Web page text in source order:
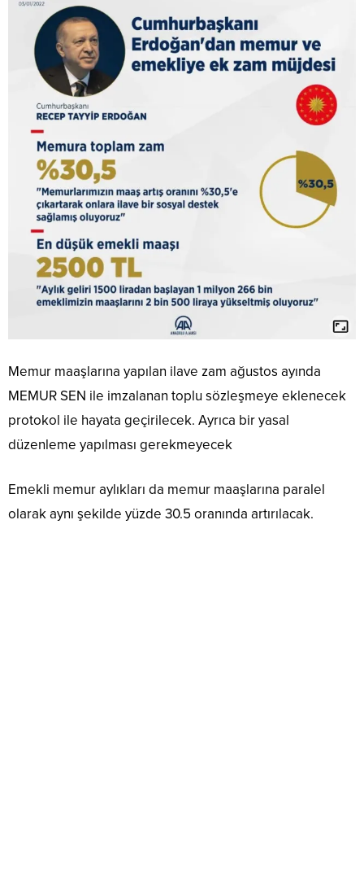
Memur maaşlarına yapılan ilave zam ağustos ayında
MEMUR SEN ile imzalanan toplu sözleşmeye eklenecek
protokol ile hayata geçirilecek. Ayrıca bir yasal
düzenleme yapılması gerekmeyecek
Emekli memur aylıkları da memur maaşlarına paralel
olarak aynı şekilde yüzde 30.5 oranında artırılacak.